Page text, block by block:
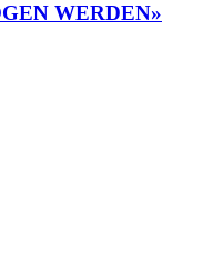
WERDEN»